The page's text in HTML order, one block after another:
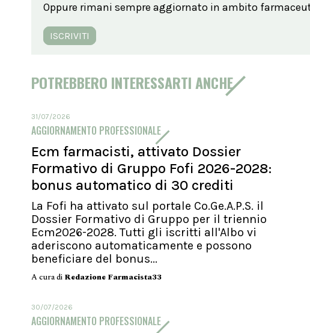
Oppure rimani sempre aggiornato in ambito
ISCRIVITI
POTREBBERO INTERESSARTI ANCHE
31/07/2026
AGGIORNAMENTO PROFESSIONALE
Ecm farmacisti, attivato Dossier
Formativo di Gruppo Fofi 2026-2028:
bonus automatico di 30 crediti
La Fofi ha attivato sul portale Co.Ge.A.P.S. il
Dossier Formativo di Gruppo per il triennio
Ecm2026-2028. Tutti gli iscritti all'Albo vi
aderiscono automaticamente e possono
beneficiare del bonus...
A cura di Redazione Farmacista33
30/07/2026
AGGIORNAMENTO PROFESSIONALE